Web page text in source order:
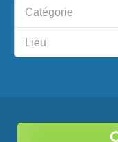
Catégorie
Lieu